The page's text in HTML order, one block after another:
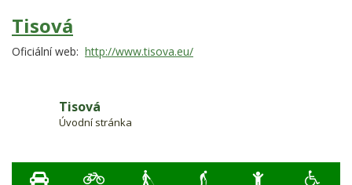
Tisová
Oficiální web: http://www.tisova.eu/
Tisová
Úvodní stránka